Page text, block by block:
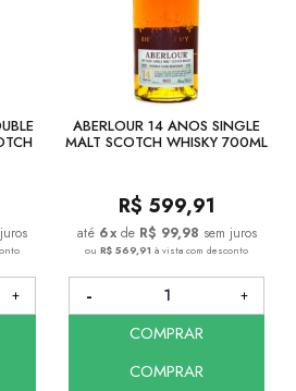
ABERLOUR 14 ANOS SINGLE
MALT SCOTCH WHISKY 700ML
R$ 599,91
6x de R$ 99,98 sem juros
ouR$ 569,91à vista com desconto
COMPRAR
COMPRAR